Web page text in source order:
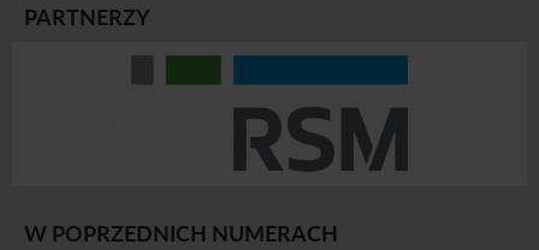
PARTNERZY
W POPRZEDNICH NUMERACH